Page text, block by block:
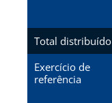
Total distribuído
Exercício de
referência